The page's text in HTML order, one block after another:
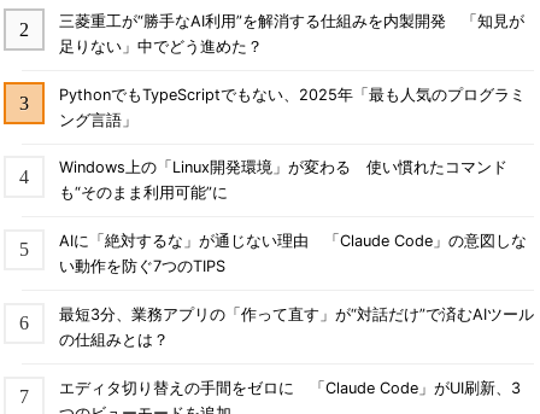
三菱重工が“勝手なAI利用”を解消する仕組みを内製開発 「知見が
足りない」中でどう進めた？
PythonでもTypeScriptでもない、2025年「最も人気のプログラミ
ング言語」
Windows上の「Linux開発環境」が変わる 使い慣れたコマンド
も“そのまま利用可能”に
AIに「絶対するな」が通じない理由 「Claude Code」の意図しな
い動作を防ぐ7つのTIPS
最短3分、業務アプリの「作って直す」が“対話だけ”で済むAIツール
の仕組みとは？
エディタ切り替えの手間をゼロに 「Claude Code」がUI刷新、3